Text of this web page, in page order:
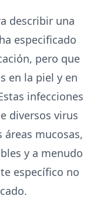
describir una
especificado
pero que
en la piel y en
infecciones
diversos virus
áreas mucosas,
y a menudo
específico no